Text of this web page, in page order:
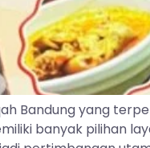
Bandung yang
banyak pilihan